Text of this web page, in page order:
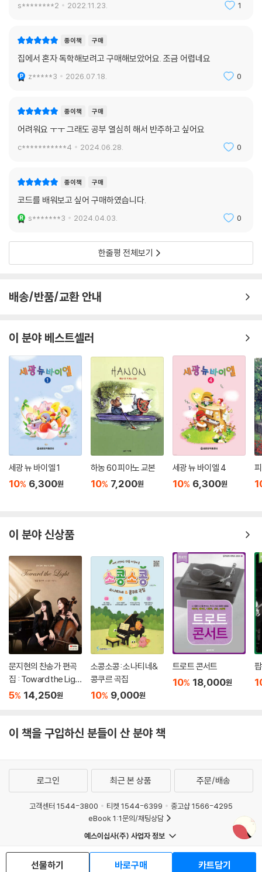
s********2 2022.11.23. 1
종이책 구매
집에서 혼자 독학해보려고 구매해보았어요. 조금 어렵네요
z*****3 2026.07.18. 0
종이책 구매
어려워요 ㅜㅜ 그래도 공부 열심히 해서 반주하고 싶어요
c***********4 2024.06.28. 0
종이책 구매
코드를 배워보고 싶어 구매하였습니다.
s*******3 2024.04.03. 0
한줄평 전체보기
배송/반품/교환 안내
이 분야 베스트셀러
세광 뉴 바이엘 1
10% 6,300원
하농 60 피아노 교본
10% 7,200원
세광 뉴 바이엘 4
10% 6,300원
이 분야 신상품
문지현의 찬송가 편곡
집 : Toward the Ligh
t
5% 14,250원
소콩소콩: 소나티네&
콩쿠르 곡집
10% 9,000원
트로트 콘서트
10% 18,000원
이 책을 구입하신 분들이 산 분야 책
선물하기 바로구매 카트담기
로그인 최근 본 상품 주문/배송
고객센터 1544-3800 티켓 1544-6399
중고샵 1566-4295
eBook 1:1문의/채팅상담
예스이십사(주) 사업자 정보
이용약관
개인정보처리방침
청소년보호정책
회사소개 거래처관계자께